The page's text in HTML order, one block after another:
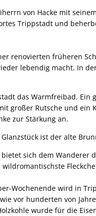
von Hacke mit
Trippstadt und
renovierten früheren
lebendig macht. In
das Warmfreibad.
großer Rutsche und ein
zur Stärkung an.
ist der alte
sich dem Wanderer
Wochenende wird in
vor hunderten von
wurde für die